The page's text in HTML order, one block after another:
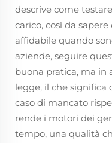
descrive come
carico, così da
affidabile quando
aziende, seguire
buona pratica, ma in
legge, il che significa
caso di mancato
rende i motori dei
tempo, una qualità